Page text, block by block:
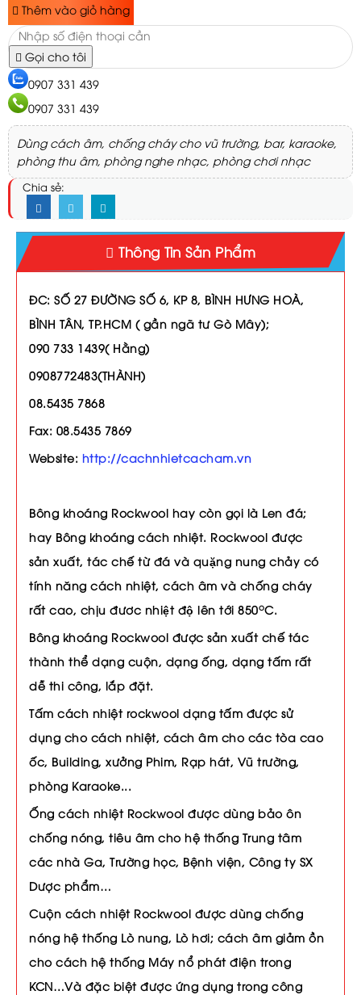
Thêm vào giỏ hàng
Gọi cho tôi
0907 331 439
0907 331 439
Dùng cách âm, chống cháy cho vũ trường, bar, karaoke,
phòng thu âm, phòng nghe nhạc, phòng chơi nhạc
Chia sẻ:
Thông Tin Sản Phẩm
ĐC: SỐ 27 ĐƯỜNG SỐ 6, KP 8, BÌNH HƯNG HOÀ,
BÌNH TÂN, TP.HCM ( gần ngã tư Gò Mây);
090 733 1439( Hằng)
0908772483(THÀNH)
08.5435 7868
Fax: 08.5435 7869
Website: http://cachnhietcacham.vn
Bông khoáng Rockwool hay còn gọi là Len đá;
hay Bông khoáng cách nhiệt. Rockwool được
sản xuất, tác chế từ đá và quặng nung chảy có
tính năng cách nhiệt, cách âm và chống cháy
rất cao, chịu đươc nhiệt độ lên tới 850oC.
Bông khoáng Rockwool được sản xuất chế tác
thành thể dạng cuộn, dạng ống, dạng tấm rất
dễ thi công, lắp đặt.
Tấm cách nhiệt rockwool dạng tấm được sử
dụng cho cách nhiệt, cách âm cho các tòa cao
ốc, Building, xưởng Phim, Rạp hát, Vũ trường,
phòng Karaoke...
Ống cách nhiệt Rockwool được dùng bảo ôn
chống nóng, tiêu âm cho hệ thống Trung tâm
các nhà Ga, Trường học, Bệnh viện, Công ty SX
Dược phẩm…
Cuộn cách nhiệt Rockwool được dùng chống
nóng hệ thống Lò nung, Lò hơi; cách âm giảm ồn
cho cách hệ thống Máy nổ phát điện trong
KCN…Và đặc biệt được ứng dụng trong công